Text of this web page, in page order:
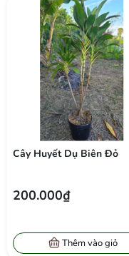
Cây Hoa Nghệ Tây
80.000₫
Thêm vào giỏ